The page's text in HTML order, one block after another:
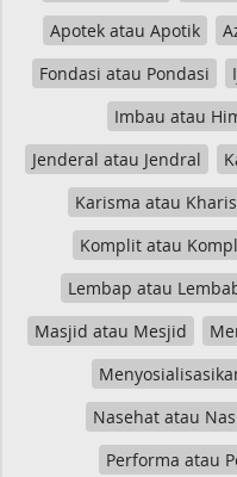
Apotek atau Apotik
Fondasi atau Pondasi
Imbau atau
Jenderal atau Jendral
Karisma atau
Komplit atau
Lembap atau
Masjid atau Mesjid
Nasehat atau
Performa atau